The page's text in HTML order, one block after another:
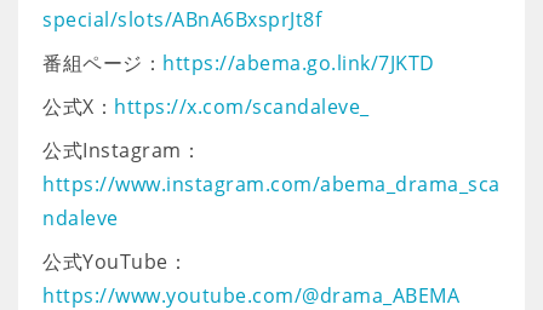
special/slots/ABnA6BxsprJt8f
番組ページ： https://abema.go.link/7JKTD
公式X： https://x.com/scandaleve_
公式Instagram：
https://www.instagram.com/abema_drama_sca
ndaleve
公式YouTube：
https://www.youtube.com/@drama_ABEMA